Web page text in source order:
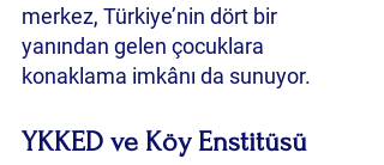
merkez, Türkiye’nin dört bir
yanından gelen çocuklara
konaklama imkânı da sunuyor.
YKKED ve Köy Enstitüsü